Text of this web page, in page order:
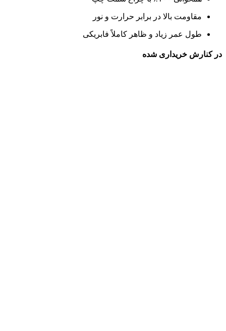
مقاومت بالا در برابر حرارت و نور
طول عمر زیاد و ظاهر کاملاً فابریکی
در کنارش خریداری شده